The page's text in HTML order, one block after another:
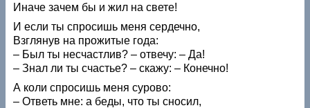
Иначе зачем бы и жил на свете!
И если ты спросишь меня сердечно,
Взглянув на прожитые года:
– Был ты несчастлив? – отвечу: – Да!
– Знал ли ты счастье? – скажу: – Конечно!
А коли спросишь меня сурово:
– Ответь мне: а беды, что ты сносил,